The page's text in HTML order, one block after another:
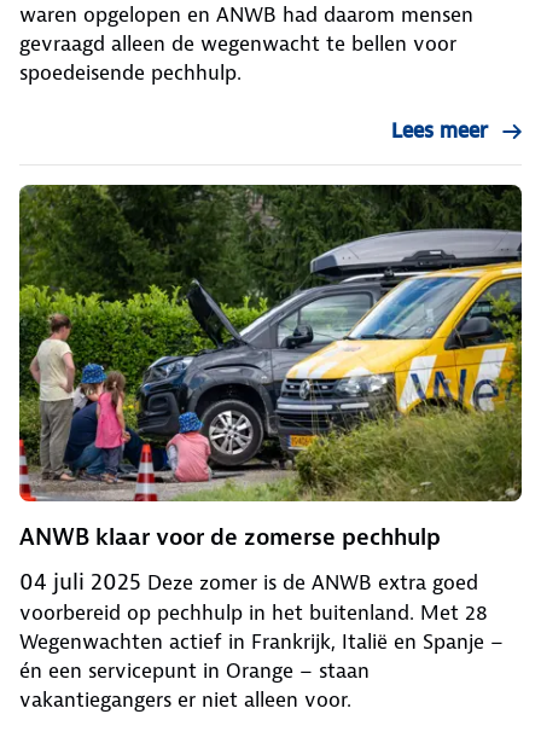
waren opgelopen en ANWB had daarom mensen
gevraagd alleen de wegenwacht te bellen voor
spoedeisende pechhulp.
Lees meer
ANWB klaar voor de zomerse pechhulp
04 juli 2025 Deze zomer is de ANWB extra goed
voorbereid op pechhulp in het buitenland. Met 28
Wegenwachten actief in Frankrijk, Italië en Spanje –
én een servicepunt in Orange – staan
vakantiegangers er niet alleen voor.